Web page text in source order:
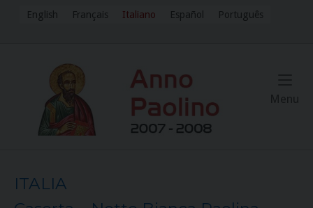
English Français Italiano Español Português
ITALIA